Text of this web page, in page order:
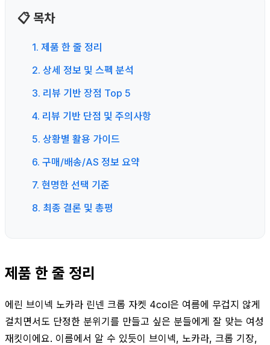
📋 목차
1. 제품 한 줄 정리
2. 상세 정보 및 스펙 분석
3. 리뷰 기반 장점 Top 5
4. 리뷰 기반 단점 및 주의사항
5. 상황별 활용 가이드
6. 구매/배송/AS 정보 요약
7. 현명한 선택 기준
8. 최종 결론 및 총평
제품 한 줄 정리
에린 브이넥 노카라 린넨 크롭 자켓 4col은 여름에 무겁지 않게
걸치면서도 단정한 분위기를 만들고 싶은 분들에게 잘 맞는 여성
재킷이에요. 이름에서 알 수 있듯이 브이넥, 노카라, 크롭 기장,